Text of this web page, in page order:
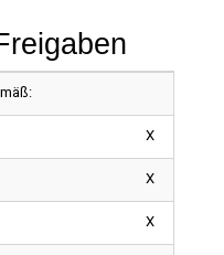
X
X
X